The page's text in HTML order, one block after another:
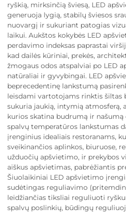
ryškią, mirksinčią šviesą, LED
generuoja lygią, stabilų šviesos
nuovargį ir sukuriant patogias
laikui. Aukštos kokybės LED
perdavimo indeksas paprastai
kad dailės kūriniai, prekės,
žmogaus odos atspalviai po LED
natūraliai ir gyvybingai. LED
beprecedentinę lankstumą
leisdami vartotojams rinktis šiltas
sukuria jaukią, intymią atmosferą,
kurios skatina budrumą ir našumą
spalvų temperatūros lankstumas
įrenginius idealiais restoranams,
sveikinančios aplinkos, biuruose,
užduočių apšvietimo, ir prekybos
aiškus apšvietimas, pabrėžiantis
Šiuolaikiniai LED apšvietimo
sudėtingas reguliavimo
leidžiančias tiksliai reguliuoti
spalvų poslinkių, būdingų